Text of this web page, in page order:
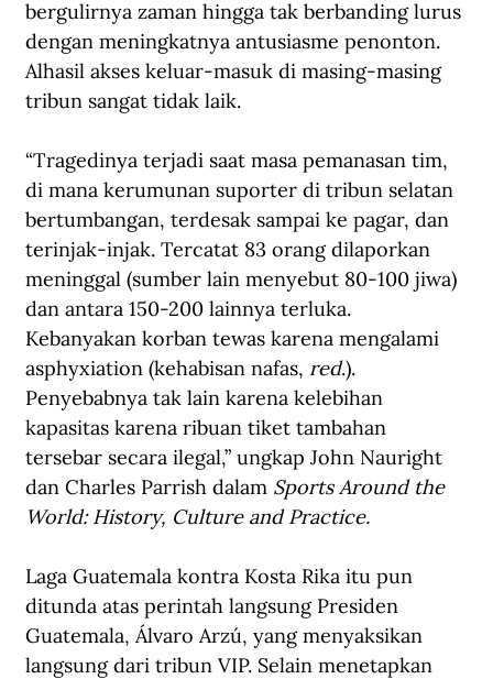
bergulirnya zaman hingga tak berbanding lurus
dengan meningkatnya antusiasme penonton.
Alhasil akses keluar-masuk di masing-masing
tribun sangat tidak laik.
“Tragedinya terjadi saat masa pemanasan tim,
di mana kerumunan suporter di tribun selatan
bertumbangan, terdesak sampai ke pagar, dan
terinjak-injak. Tercatat 83 orang dilaporkan
meninggal (sumber lain menyebut 80-100 jiwa)
dan antara 150-200 lainnya terluka.
Kebanyakan korban tewas karena mengalami
asphyxiation (kehabisan nafas, red.).
Penyebabnya tak lain karena kelebihan
kapasitas karena ribuan tiket tambahan
tersebar secara ilegal,” ungkap John Nauright
dan Charles Parrish dalam Sports Around the
World: History, Culture and Practice.
Laga Guatemala kontra Kosta Rika itu pun
ditunda atas perintah langsung Presiden
Guatemala, Álvaro Arzú, yang menyaksikan
langsung dari tribun VIP. Selain menetapkan